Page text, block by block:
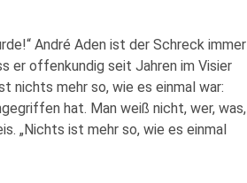
André Aden ist der Schreck immer
er offenkundig seit Jahren im Visier
nichts mehr so, wie es einmal war:
hat. Man weiß nicht, wer, was,
„Nichts ist mehr so, wie es einmal